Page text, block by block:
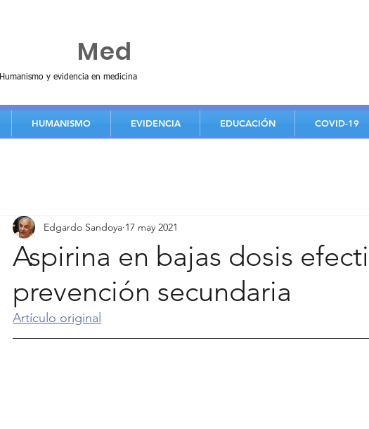
Humanismo y evidencia en medicina
Med
HUMANISMO EVIDENCIA EDUCACIÓN COVID-19
Aspirina en bajas dosis
prevención secundaria
Edgardo Sandoya 17 may 2021
Artículo original